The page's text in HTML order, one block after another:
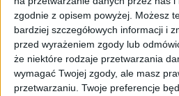
zgodnie z opisem powyżej. Możesz
bardziej szczegółowych informacji i
przed wyrażeniem zgody lub
że niektóre rodzaje przetwarzania
wymagać Twojej zgody, ale masz
przetwarzaniu. Twoje preferencje
Kup prenumeratę
mieć
do